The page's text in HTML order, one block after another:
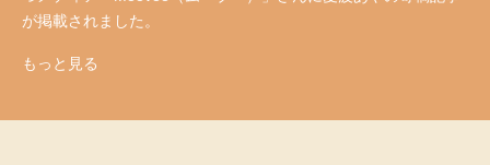
が掲載されました。
もっと見る